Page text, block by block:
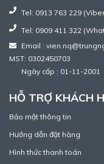
Tel: 0913 763 229
Tel: 0909 411 322
Email :
MST: 0302450703
Ngày cấp : 01-11-2001
HỖ TRỢ KHÁCH
Bảo mật thông tin
Hướng dẫn đặt hàng
Hình thức thanh toán